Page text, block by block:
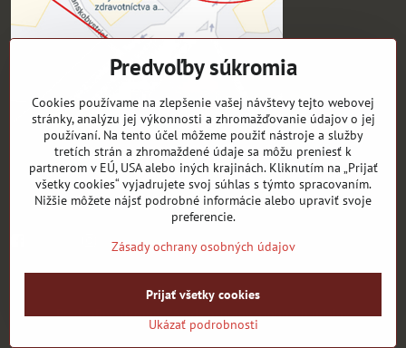
Pre zákazníkov
Sledujte naše novinky ako prví:
instagram
©2026Copyright
Predvoľby súkromiaZásady ochrany osobných údajov
Vytvorené pomocou:BiznisWeb.sk
Predvoľby súkromia
Cookies používame na zlepšenie vašej návštevy tejto webovej
stránky, analýzu jej výkonnosti a zhromažďovanie údajov o jej
používaní. Na tento účel môžeme použiť nástroje a služby
tretích strán a zhromaždené údaje sa môžu preniesť k
partnerom v EÚ, USA alebo iných krajinách. Kliknutím na „Prijať
všetky cookies“ vyjadrujete svoj súhlas s týmto spracovaním.
Nižšie môžete nájsť podrobné informácie alebo upraviť svoje
preferencie.
Zásady ochrany osobných údajov
Ukázať podrobnosti
Prijať všetky cookies